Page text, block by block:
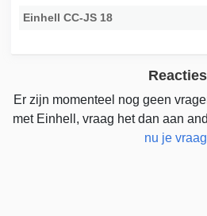
Einhell CC-JS 18
Reacties
Er zijn momenteel nog geen
met Einhell, vraag het dan aan
nu je